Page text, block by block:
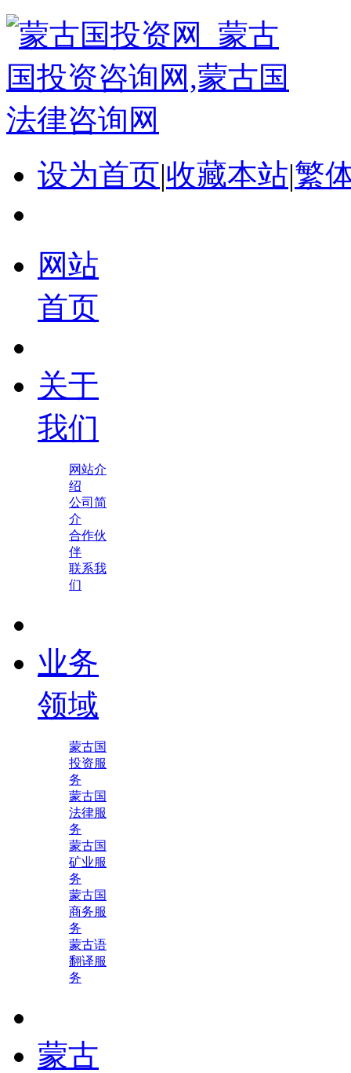
设为首页|收藏本站|繁
网站
首页
关于
我们
网站介
绍
公司简
介
合作伙
伴
联系我
们
业务
领域
蒙古国
投资服
务
蒙古国
法律服
务
蒙古国
矿业服
务
蒙古国
商务服
务
蒙古语
翻译服
务
蒙古